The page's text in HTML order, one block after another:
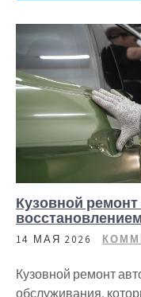
Кузовной
14 МАЯ 2026
Кузовной ремонт
обслуживания,